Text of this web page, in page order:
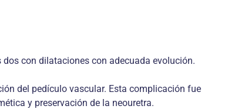
con dilataciones con adecuada evolución.
del pedículo vascular. Esta complicación fue
y preservación de la neouretra.